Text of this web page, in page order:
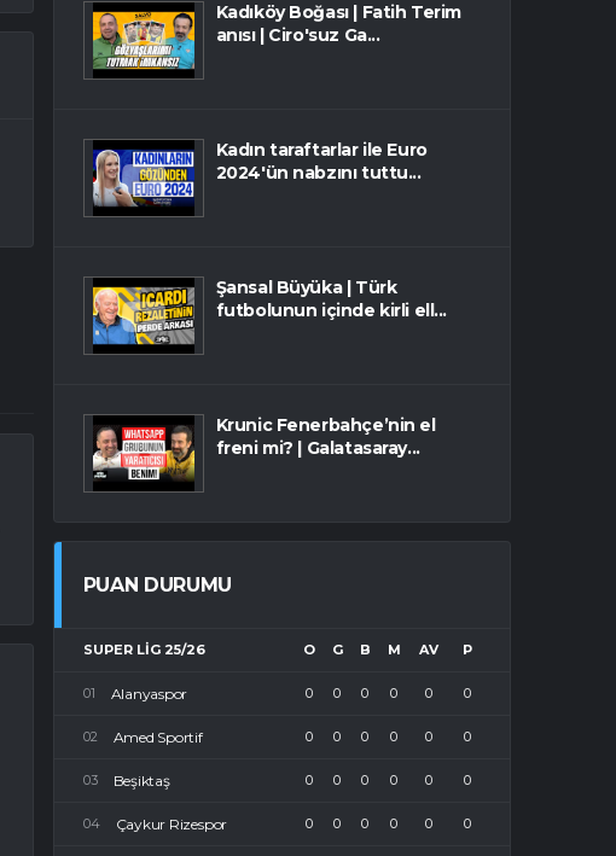
Kadıköy Boğası | Fatih Terim
anısı | Ciro'suz Ga...
Kadın taraftarlar ile Euro
2024'ün nabzını tuttu...
Şansal Büyüka | Türk
futbolunun içinde kirli ell...
Krunic Fenerbahçe’nin el
freni mi? | Galatasaray...
PUAN DURUMU
SUPER LIG 25/26 O G B M AV P
Alanyaspor 0 0 0 0 0 0
Amed Sportif 0 0 0 0 0 0
Beşiktaş 0 0 0 0 0 0
Çaykur Rizespor 0 0 0 0 0 0